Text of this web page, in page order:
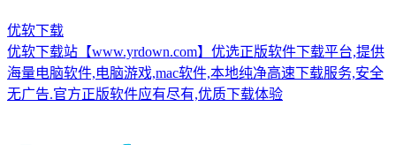
优软下载
优软下载站【www.yrdown.com】优选正版软件下载平台,提供
海量电脑软件,电脑游戏,mac软件,本地纯净高速下载服务,安全
无广告.官方正版软件应有尽有,优质下载体验